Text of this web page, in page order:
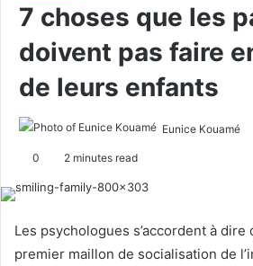
7 choses que les
doivent pas faire
de leurs enfants
Eunice Kouamé
0 2 minutes read
Les psychologues s’accordent à
premier maillon de socialisation de